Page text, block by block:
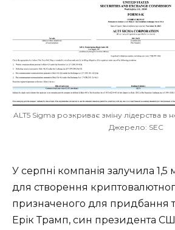
ALT5 Sigma розкриває зміну лідерства в
Джерело: SEC
У серпні компанія залучила 1,5
для створення
призначеного для придбання
Ерік Трамп, син президента